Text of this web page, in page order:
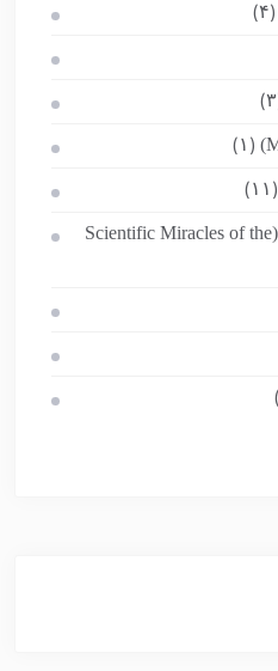
(۴)
(۱)
(۱۱)
معجزات علمی قرآن (Scientific Miracles of the